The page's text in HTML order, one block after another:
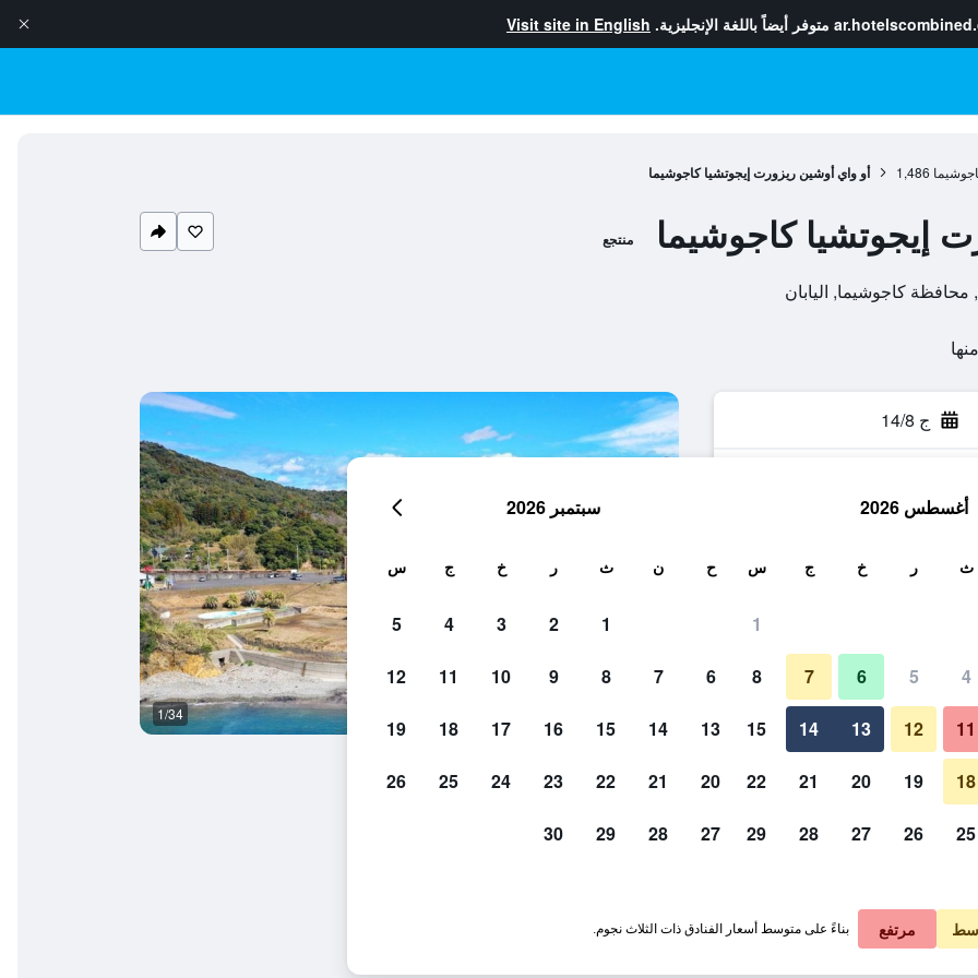
متوفر أيضاً باللغة الإنجليزية. Visit site in English
1,486 أو واي أوشين ريزورت إيجوتشيا كاجوشيما
إيجوتشيا كاجوشيما منتجع
ج 14/8
عرض الأسعار
عرض الأسعار
1/34
صور لـ أو واي أوشين ريزورت إيجوتشيا كاجوشيما
أغسطس 2026
ث ر خ ج س
1
4
5
6
7
8
11
12
13
14
15
18
19
20
21
22
25
26
27
28
29
سبتمبر 2026
ح ن ث ر خ ج س
1
2
3
4
5
6
7
8
9
10
11
12
13
14
15
16
17
18
19
20
21
22
23
24
25
26
27
28
29
30
مرتفع بناءً على متوسط أسعار الفنادق ذات الثلاث نجوم.